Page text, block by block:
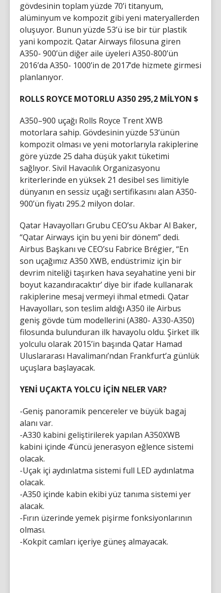
gövdesinin toplam yüzde 70’i titanyum,
alüminyum ve kompozit gibi yeni materyallerden
oluşuyor. Bunun yüzde 53’ü ise bir tür plastik
yani kompozit. Qatar Airways filosuna giren
A350- 900’ün diğer aile üyeleri A350-800’ün
2016’da A350- 1000’in de 2017’de hizmete girmesi
planlanıyor.
ROLLS ROYCE MOTORLU A350 295,2 MİLYON $
A350–900 uçağı Rolls Royce Trent XWB
motorlara sahip. Gövdesinin yüzde 53’ünün
kompozit olması ve yeni motorlarıyla rakiplerine
göre yüzde 25 daha düşük yakıt tüketimi
sağlıyor. Sivil Havacılık Organizasyonu
kriterlerinde en yüksek 21 desibel ses limitiyle
dünyanın en sessiz uçağı sertifikasını alan A350-
900’ün fiyatı 295.2 milyon dolar.
Qatar Havayolları Grubu CEO’su Akbar Al Baker,
“Qatar Airways için bu yeni bir dönem” dedi.
Airbus Başkanı ve CEO’su Fabrice Brégier, “En
son uçağımız A350 XWB, endüstrimiz için bir
devrim niteliği taşırken hava seyahatine yeni bir
boyut kazandıracaktır’ diye bir ifade kullanarak
rakiplerine mesaj vermeyi ihmal etmedi. Qatar
Havayolları, son teslim aldığı A350 ile Airbus
geniş gövde tüm modellerini (A380- A330-A350)
filosunda bulunduran ilk havayolu oldu. Şirket ilk
yolculu olarak 2015’in başında Qatar Hamad
Uluslararası Havalimanı’ndan Frankfurt’a günlük
uçuşlara başlayacak.
YENİ UÇAKTA YOLCU İÇİN NELER VAR?
-Geniş panoramik pencereler ve büyük bagaj
alanı var.
-A330 kabini geliştirilerek yapılan A350XWB
kabini içinde 4’üncü jenerasyon eğlence sistemi
olacak.
-Uçak içi aydınlatma sistemi full LED aydınlatma
olacak.
-A350 içinde kabin ekibi yüz tanıma sistemi yer
alacak.
-Fırın üzerinde yemek pişirme fonksiyonlarının
olması.
-Kokpit camları içeriye güneş almayacak.